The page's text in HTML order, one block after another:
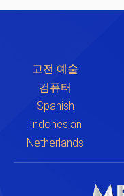
고전 예술
컴퓨터
Spanish
Indonesian
Netherlands